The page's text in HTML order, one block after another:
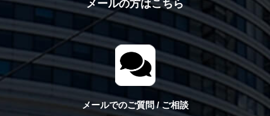
メールの方はこちら
メールでのご質問 / ご相談